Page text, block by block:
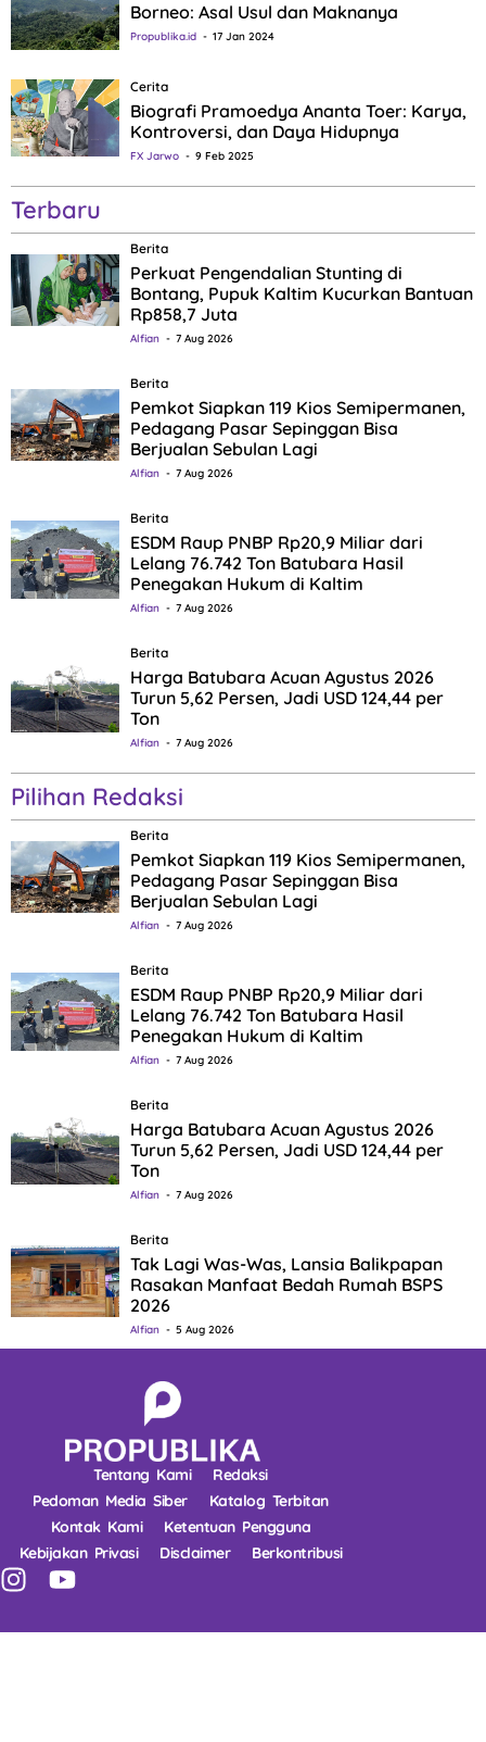
Borneo: Asal Usul dan Maknanya
Propublika.id 17 Jan 2024
Cerita
Biografi Pramoedya Ananta Toer: Karya,
Kontroversi, dan Daya Hidupnya
FX Jarwo 9 Feb 2025
Terbaru
Berita
Perkuat Pengendalian Stunting di
Bontang, Pupuk Kaltim Kucurkan Bantuan
Rp858,7 Juta
Alfian 7 Aug 2026
Berita
Pemkot Siapkan 119 Kios Semipermanen,
Pedagang Pasar Sepinggan Bisa
Berjualan Sebulan Lagi
Alfian 7 Aug 2026
Berita
ESDM Raup PNBP Rp20,9 Miliar dari
Lelang 76.742 Ton Batubara Hasil
Penegakan Hukum di Kaltim
Alfian 7 Aug 2026
Berita
Harga Batubara Acuan Agustus 2026
Turun 5,62 Persen, Jadi USD 124,44 per
Ton
Alfian 7 Aug 2026
Pilihan Redaksi
Berita
Pemkot Siapkan 119 Kios Semipermanen,
Pedagang Pasar Sepinggan Bisa
Berjualan Sebulan Lagi
Alfian 7 Aug 2026
Berita
ESDM Raup PNBP Rp20,9 Miliar dari
Lelang 76.742 Ton Batubara Hasil
Penegakan Hukum di Kaltim
Alfian 7 Aug 2026
Berita
Harga Batubara Acuan Agustus 2026
Turun 5,62 Persen, Jadi USD 124,44 per
Ton
Alfian 7 Aug 2026
Berita
Tak Lagi Was-Was, Lansia Balikpapan
Rasakan Manfaat Bedah Rumah BSPS
2026
Alfian 5 Aug 2026
Tentang Kami
Redaksi
Pedoman Media Siber
Katalog Terbitan
Kontak Kami
Ketentuan Pengguna
Kebijakan Privasi
Disclaimer Berkontribusi